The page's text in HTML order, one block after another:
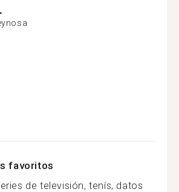
favoritos
de televisión, tenís, datos